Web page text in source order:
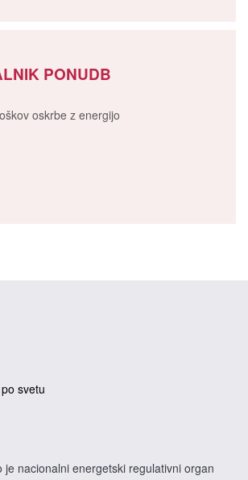
PONUDB
oskrbe z energijo
svetu
je nacionalni energetski regulativni organ